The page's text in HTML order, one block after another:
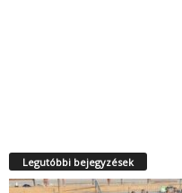
Legutóbbi bejegyzések